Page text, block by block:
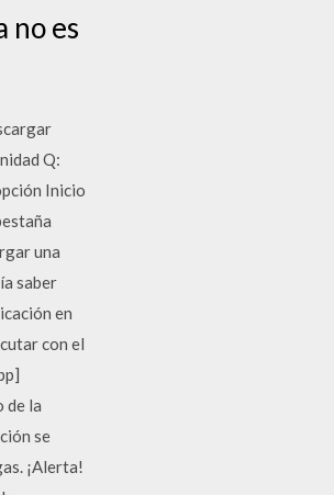
no es
Q:
Inicio
una
saber
en
con el
de la
se
¡Alerta!